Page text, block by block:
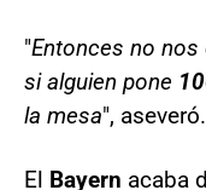
"Entonces no nos
si alguien pone
la mesa", aseveró.
El Bayern acaba